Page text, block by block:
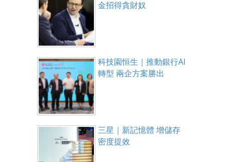
金招得貪財奴
科技園恒生｜推動銀行AI
轉型 兩企方案勝出
三星｜新記憶體 增儲存
密度提效